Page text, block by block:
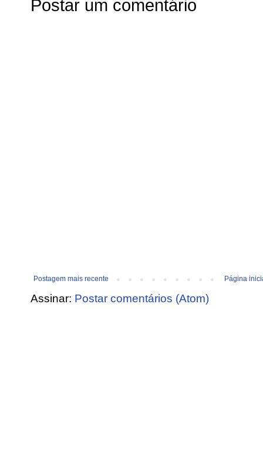
Postar um comentário
Postagem mais recente Página
Assinar: Postar comentários (Atom)